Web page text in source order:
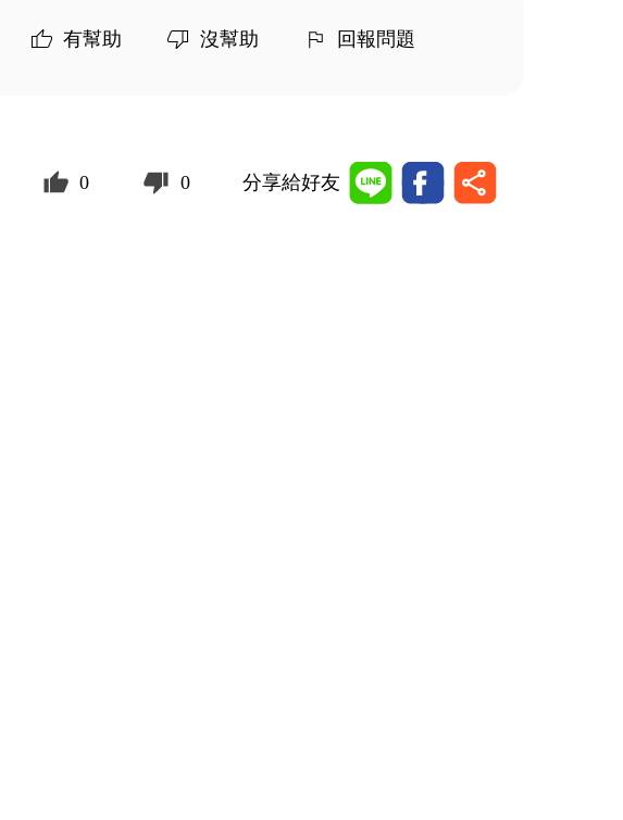
有幫助 沒幫助 回報問題
0 0 分享給好友